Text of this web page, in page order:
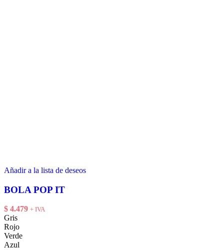
Añadir a la lista de deseos
BOLA POP IT
$ 4.479 + IVA
Gris
Rojo
Verde
Azul